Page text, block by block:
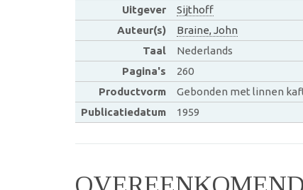
Uitgever
Sijthoff
Auteur(s)
Braine, John
Taal
Nederlands
Pagina's
260
Productvorm
Gebonden met linnen
Publicatiedatum
1959